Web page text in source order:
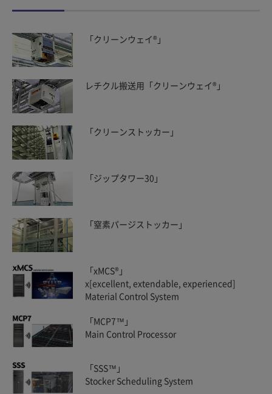
「クリーンウェイ®」
レチクル搬送用「クリーンウェイ®」
「クリーンストッカー」
「ジップタワー30」
「窒素パージストッカー」
「xMCS®」
x[excellent, extendable, experienced]
Material Control System
「MCP7™」
Main Control Processor
「SSS™」
Stocker Scheduling System